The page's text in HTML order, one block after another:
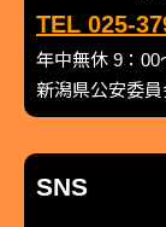
TEL 025-
年中無休 9：00
新潟県公安委
SNS